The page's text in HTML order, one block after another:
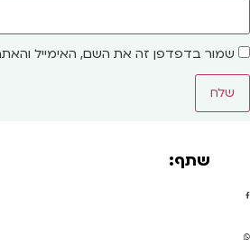
שמור בדפדפן זה את השם, האימייל
שתף: